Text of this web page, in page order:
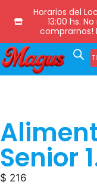
Horarios del
13:00 hs.
comprarnos!
Senior
$ 216